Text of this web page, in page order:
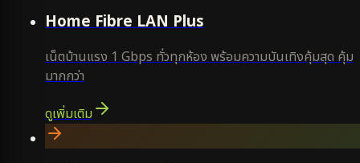
Home Fibre LAN Plus
เน็ตบ้านแรง 1 Gbps ทั่วทุกห้อง พร้อมความบันเทิงคุ้มสุด คุ้ม
มากกว่า
ดูเพิ่มเติม